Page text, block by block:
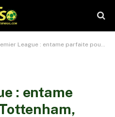
League : entame parfaite pour Tottenham, Pape Matar Sarr décisif
: entame